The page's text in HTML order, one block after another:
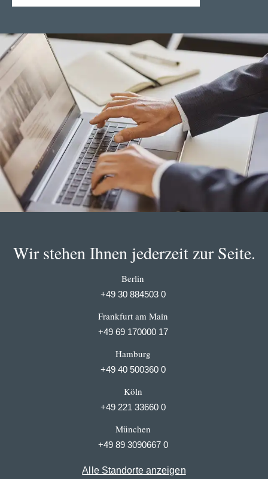
Wir stehen Ihnen jederzeit zur Seite.
Berlin
+49 30 884503 0
Frankfurt am Main
+49 69 170000 17
Hamburg
+49 40 500360 0
Köln
+49 221 33660 0
München
+49 89 3090667 0
Alle Standorte anzeigen